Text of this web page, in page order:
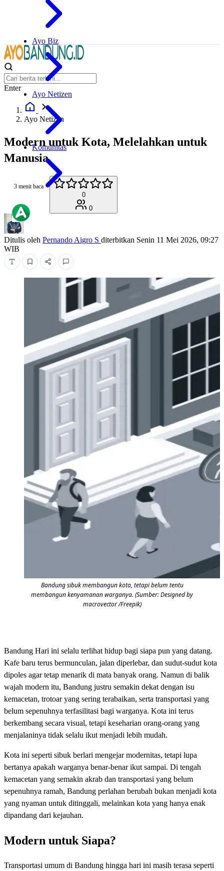
Ayo Biz
Ayo Netizen
Komunitas
Enter
Ayo Netizen
Modern untuk Kota, Melelahkan untuk
Manusia
3 menit baca
0
0
Ditulis oleh Pernando Aigro S diterbitkan Senin 11 Mei 2026, 09:27
WIB
Bandung sibuk membangun kota, tetapi belum tentu
membangun kenyamanan warganya. (Sumber: Designed by
macrovector /Freepik)
Bandung Hari ini selalu terlihat hidup bagi siapa pun yang datang.
Kafe baru terus bermunculan, jalan diperlebar, dan sudut-sudut kota
dipoles agar tetap menarik di mata banyak orang. Namun di balik
wajah modern itu, Bandung justru semakin dekat dengan isu
kemacetan, trotoar yang sering terabaikan, serta transportasi yang
belum sepenuhnya terfasilitasi bagi warganya. Kota ini terus
berkembang secara visual, tetapi keseharian orang-orang yang
menjalaninya tidak selalu ikut menjadi lebih mudah.
Kota ini seperti sibuk berlari mengejar modernitas, tetapi lupa
bertanya apakah warganya benar-benar ikut sampai. Di tengah
kemacetan yang semakin akrab dan transportasi yang belum
sepenuhnya ramah, Bandung perlahan berubah bukan menjadi kota
yang nyaman untuk ditinggali, melainkan kota yang hanya enak
dipandang dari kejauhan.
Modern untuk Siapa?
Transportasi umum di Bandung hingga hari ini masih terasa seperti